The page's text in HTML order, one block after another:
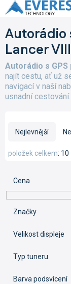
Přejít
na
Autorádio
Lancer VIII
Autorádio s
najít cestu, ať už
navigací v naší
usnadní cestování.
e
r
u
Nejlevnější
10
položek celkem
Cena
Značky
Velikost displeje
Typ tuneru
Barva podsvícení